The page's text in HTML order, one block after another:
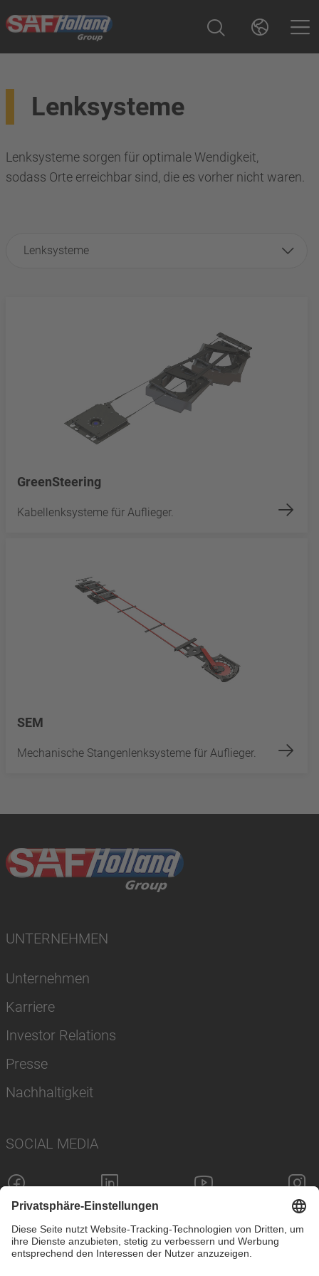
Lenksysteme
Lenksysteme sorgen für optimale Wendigkeit,
sodass Orte erreichbar sind, die es vorher nicht waren.
Lenksysteme
GreenSteering
Kabellenksysteme für Auflieger.
SEM
Mechanische Stangenlenksysteme für Auflieger.
UNTERNEHMEN
Unternehmen
Karriere
Investor Relations
Presse
Nachhaltigkeit
SOCIAL MEDIA